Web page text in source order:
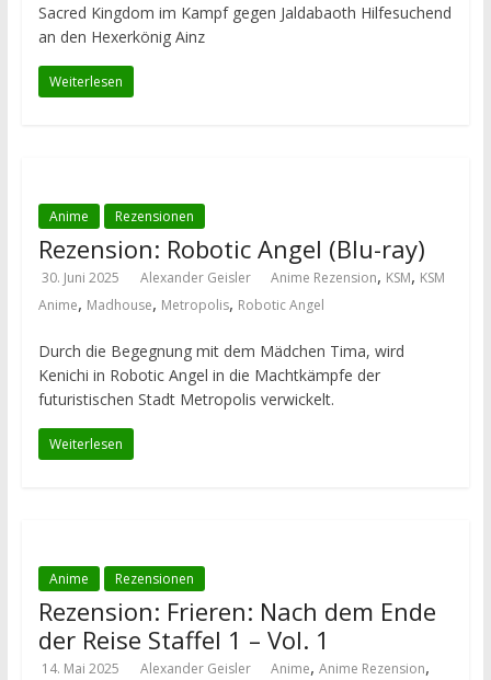
Sacred Kingdom im Kampf gegen Jaldabaoth Hilfesuchend
an den Hexerkönig Ainz
Weiterlesen
Anime Rezensionen
Rezension: Robotic Angel (Blu-ray)
30. Juni 2025 Alexander Geisler Anime Rezension, KSM, KSM
Anime, Madhouse, Metropolis, Robotic Angel
Durch die Begegnung mit dem Mädchen Tima, wird
Kenichi in Robotic Angel in die Machtkämpfe der
futuristischen Stadt Metropolis verwickelt.
Weiterlesen
Anime Rezensionen
Rezension: Frieren: Nach dem Ende
der Reise Staffel 1 – Vol. 1
14. Mai 2025 Alexander Geisler Anime, Anime Rezension,